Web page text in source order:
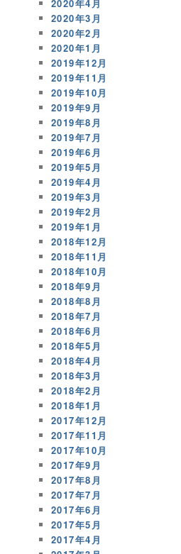
2020年4月
2020年3月
2020年2月
2020年1月
2019年12月
2019年11月
2019年10月
2019年9月
2019年8月
2019年7月
2019年6月
2019年5月
2019年4月
2019年3月
2019年2月
2019年1月
2018年12月
2018年11月
2018年10月
2018年9月
2018年8月
2018年7月
2018年6月
2018年5月
2018年4月
2018年3月
2018年2月
2018年1月
2017年12月
2017年11月
2017年10月
2017年9月
2017年8月
2017年7月
2017年6月
2017年5月
2017年4月